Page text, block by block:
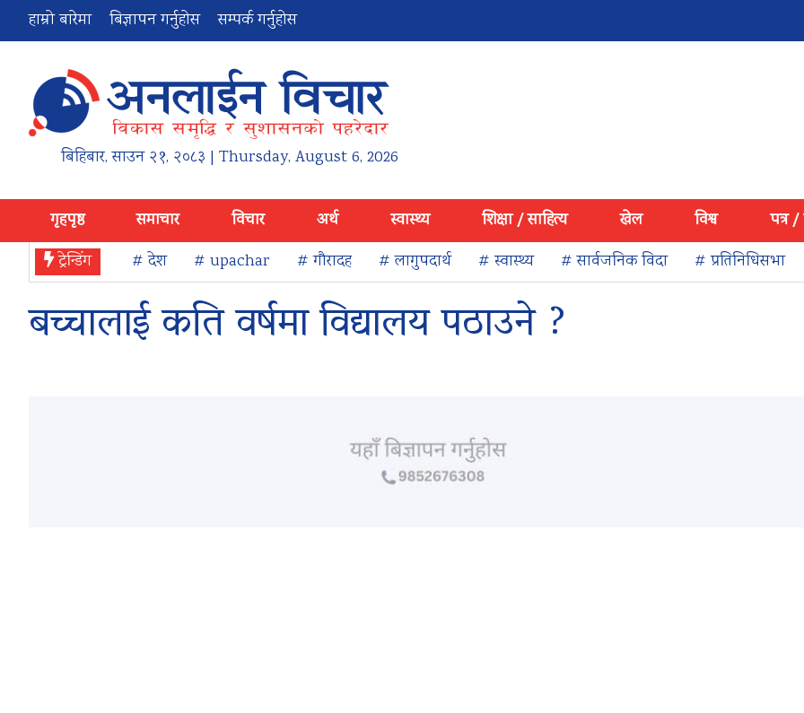
हाम्रो बारेमा बिज्ञापन गर्नुहोस सम्पर्क गर्नुहोस
बिहिबार,साउन २१, २०८३ | Thursday, August 6, 2026
गृहपृष्ठ समाचार विचार अर्थ स्वास्थ्य शिक्षा / साहित्य खेल विश्व
पत्र /
ट्रेन्डिंग
# देश # upachar # गौरादह # लागुपदार्थ # स्वास्थ्य # सार्वजनिक विदा # प्रतिनिधिसभा
बच्चालाई कति वर्षमा विद्यालय पठाउने ?